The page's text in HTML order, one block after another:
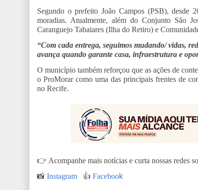
Segundo o prefeito João Campos (PSB), desde
moradias. Atualmente, além do Conjunto São
Caranguejo Tabaiares (Ilha do Retiro) e
“Com cada entrega, seguimos mudando/ vidas,
avança quando garante casa, infraestrutura e
O município também reforçou que as ações de
o ProMorar como uma das principais frentes de
no Recife.
👉 Acompanhe mais notícias e curta nossas redes
📸 Instagram 👍 Facebook